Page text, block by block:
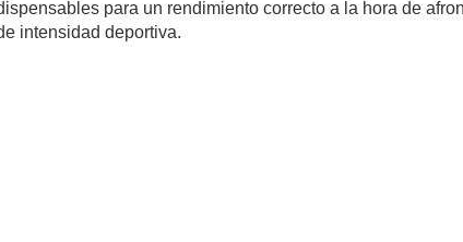
para un rendimiento correcto a la hora de
intensidad deportiva.